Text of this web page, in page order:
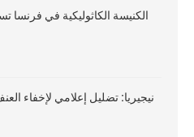
الكنيسة الكاثوليكية في فرنسا
نيجيريا: تضليل إعلامي لإخفاء